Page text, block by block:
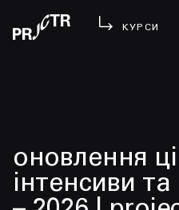
КУРСИ
МЕНЮ
у проджі
бібліотека
оновлення
інтенсиви